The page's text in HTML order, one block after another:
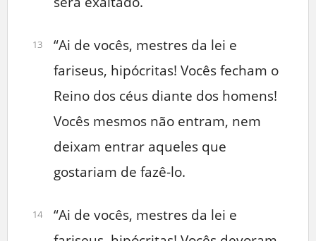
13
“Ai de vocês, mestres da lei e
fariseus, hipócritas! Vocês fecham o
Reino dos céus diante dos homens!
Vocês mesmos não entram, nem
deixam entrar aqueles que
gostariam de fazê-lo.
14
“Ai de vocês, mestres da lei e